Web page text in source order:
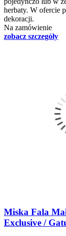
herbaty. W ofercie
dekoracji.
Na zamówienie
zobacz szczegóły
Miska Fala
Exclusive /